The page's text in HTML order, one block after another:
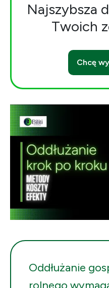
Najszybsza
Twoich
Chcę
Oddłużanie